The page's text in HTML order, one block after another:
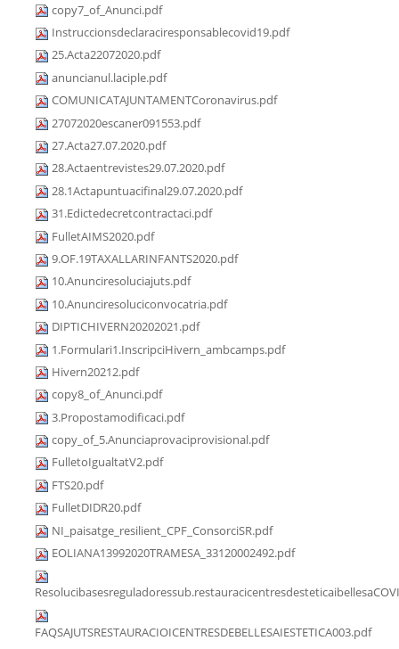
copy7_of_Anunci.pdf
Instruccionsdeclaraciresponsablecovid19.pdf
25.Acta22072020.pdf
anuncianul.laciple.pdf
COMUNICATAJUNTAMENTCoronavirus.pdf
27072020escaner091553.pdf
27.Acta27.07.2020.pdf
28.Actaentrevistes29.07.2020.pdf
28.1Actapuntuacifinal29.07.2020.pdf
31.Edictedecretcontractaci.pdf
FulletAIMS2020.pdf
9.OF.19TAXALLARINFANTS2020.pdf
10.Anunciresoluciajuts.pdf
10.Anunciresoluciconvocatria.pdf
DIPTICHIVERN20202021.pdf
1.Formulari1.InscripciHivern_ambcamps.pdf
Hivern20212.pdf
copy8_of_Anunci.pdf
3.Propostamodificaci.pdf
copy_of_5.Anunciaprovaciprovisional.pdf
FulletoIgualtatV2.pdf
FTS20.pdf
FulletDIDR20.pdf
NI_paisatge_resilient_CPF_ConsorciSR.pdf
EOLIANA13992020TRAMESA_33120002492.pdf
FAQSAJUTSRESTAURACIOICENTRESDEBELLESAIESTETICA003.pdf